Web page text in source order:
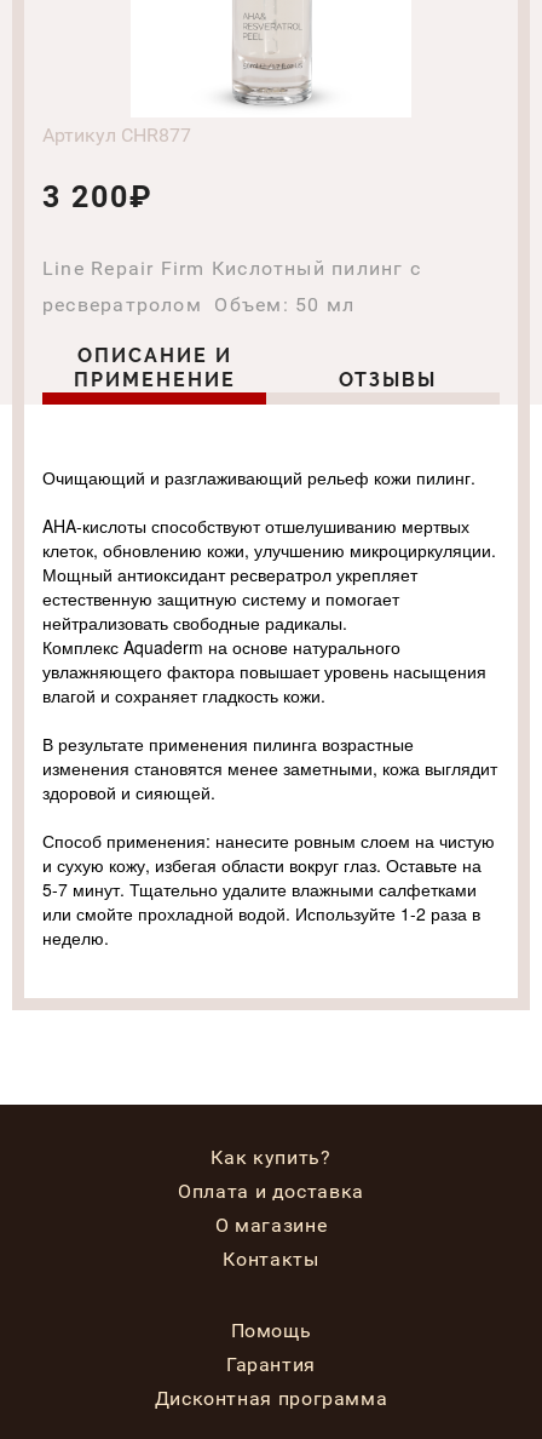
Артикул CHR877
3 200₽
Line Repair Firm Кислотный пилинг с
ресвератролом Объем: 50 мл
ОПИСАНИЕ И
ПРИМЕНЕНИЕ
ОТЗЫВЫ
Очищающий и разглаживающий рельеф кожи пилинг.
AHA-кислоты способствуют отшелушиванию мертвых
клеток, обновлению кожи, улучшению микроциркуляции.
Мощный антиоксидант ресвератрол укрепляет
естественную защитную систему и помогает
нейтрализовать свободные радикалы.
Комплекс Aquaderm на основе натурального
увлажняющего фактора повышает уровень насыщения
влагой и сохраняет гладкость кожи.
В результате применения пилинга возрастные
изменения становятся менее заметными, кожа выглядит
здоровой и сияющей.
Способ применения: нанесите ровным слоем на чистую
и сухую кожу, избегая области вокруг глаз. Оставьте на
5-7 минут. Тщательно удалите влажными салфетками
или смойте прохладной водой. Используйте 1-2 раза в
неделю.
Как купить?
Оплата и доставка
О магазине
Контакты
Помощь
Гарантия
Дисконтная программа